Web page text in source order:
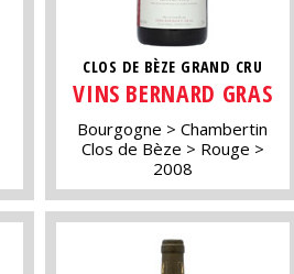
CLOS DE BÈZE GRAND CRU
VINS BERNARD GRAS
Bourgogne
Chambertin
Clos de Bèze
Rouge
2008